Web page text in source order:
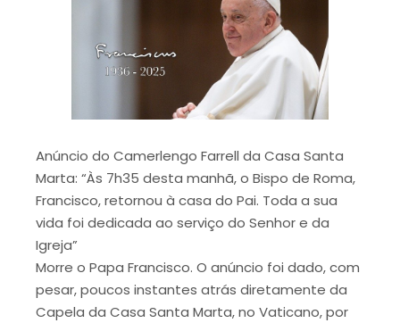
Anúncio do Camerlengo Farrell da Casa Santa
Marta: “Às 7h35 desta manhã, o Bispo de Roma,
Francisco, retornou à casa do Pai. Toda a sua
vida foi dedicada ao serviço do Senhor e da
Igreja”
Morre o Papa Francisco. O anúncio foi dado, com
pesar, poucos instantes atrás diretamente da
Capela da Casa Santa Marta, no Vaticano, por